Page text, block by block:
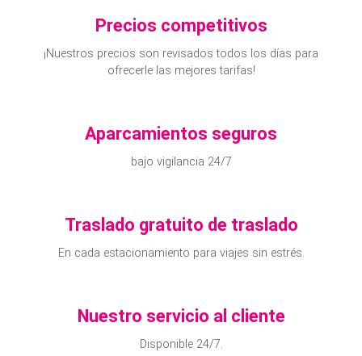
Precios competitivos
¡Nuestros precios son revisados todos los días para
ofrecerle las mejores tarifas!
Aparcamientos seguros
bajo vigilancia 24/7
Traslado gratuito de traslado
En cada estacionamiento para viajes sin estrés.
Nuestro servicio al cliente
Disponible 24/7.